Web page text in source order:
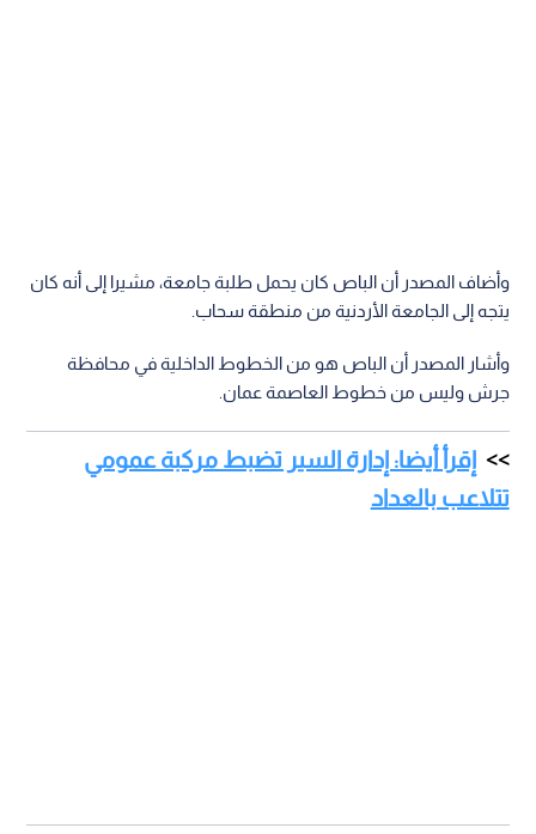
وأضاف المصدر أن الباص كان يحمل طلبة جامعة، مشيرا إلى أنه كان
يتجه إلى الجامعة الأردنية من منطقة سحاب.
وأشار المصدر أن الباص هو من الخطوط الداخلية في محافظة
جرش وليس من خطوط العاصمة عمان.
إقرأ أيضا: إدارة السير تضبط مركبة عمومي
تتلاعب بالعداد